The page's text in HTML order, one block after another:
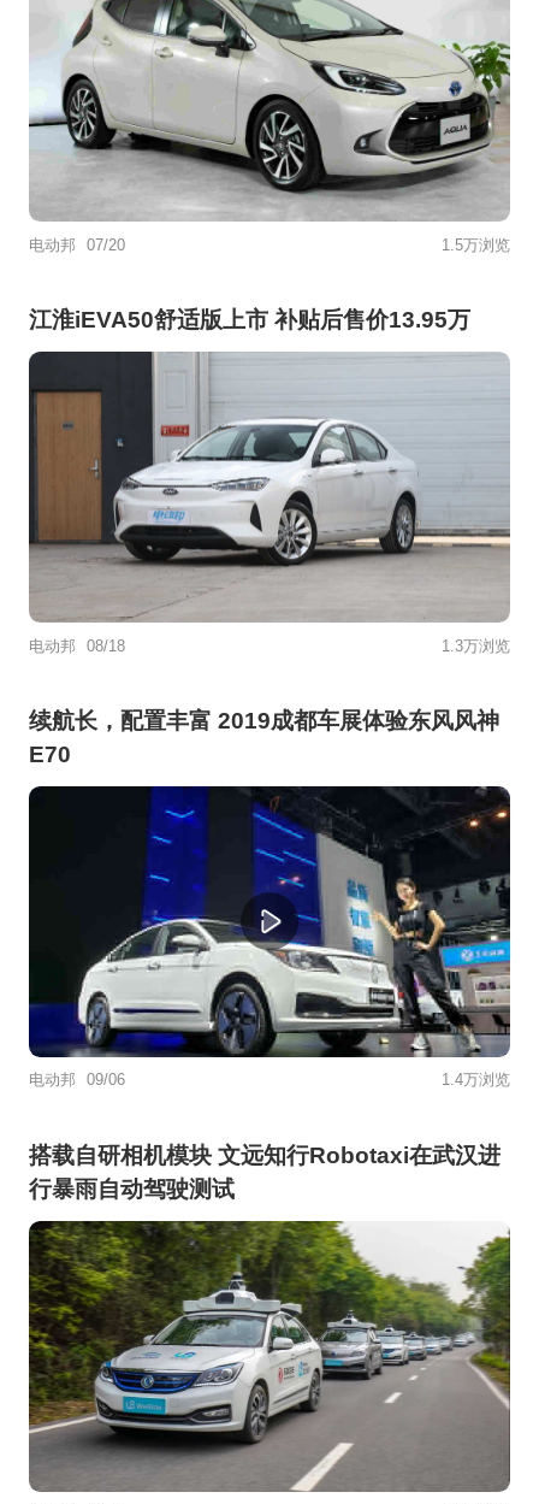
电动邦 07/20 1.5万浏览
江淮iEVA50舒适版上市 补贴后售价13.95万
电动邦 08/18 1.3万浏览
续航长，配置丰富 2019成都车展体验东风风神
E70
电动邦 09/06 1.4万浏览
搭载自研相机模块 文远知行Robotaxi在武汉进
行暴雨自动驾驶测试